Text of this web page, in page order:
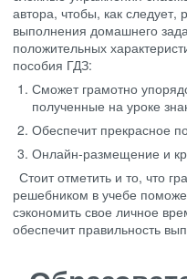
автора, чтобы, как следует,
выполнения домашнего
положительных
пособия ГДЗ:
Сможет грамотно
полученные на уроке
Обеспечит прекрасное
Онлайн-размещение и
Стоит отметить и то, что
решебником в учебе
сэкономить свое личное
обеспечит правильность